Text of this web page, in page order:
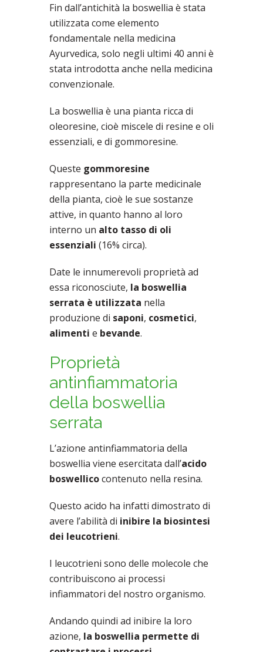
Fin dall’antichità la boswellia è stata
utilizzata come elemento
fondamentale nella medicina
Ayurvedica, solo negli ultimi 40 anni è
stata introdotta anche nella medicina
convenzionale.
La boswellia è una pianta ricca di
oleoresine, cioè miscele di resine e oli
essenziali, e di gommoresine.
Queste gommoresine
rappresentano la parte medicinale
della pianta, cioè le sue sostanze
attive, in quanto hanno al loro
interno un alto tasso di oli
essenziali (16% circa).
Date le innumerevoli proprietà ad
essa riconosciute, la boswellia
serrata è utilizzata nella
produzione di saponi, cosmetici,
alimenti e bevande.
Proprietà
antinfiammatoria
della boswellia
serrata
L’azione antinfiammatoria della
boswellia viene esercitata dall’acido
boswellicocontenuto nella resina.
Questo acido ha infatti dimostrato di
avere l’abilità di inibire la biosintesi
dei leucotrieni.
I leucotrieni sono delle molecole che
contribuiscono ai processi
infiammatori del nostro organismo.
Andando quindi ad inibire la loro
azione, la boswellia permette di